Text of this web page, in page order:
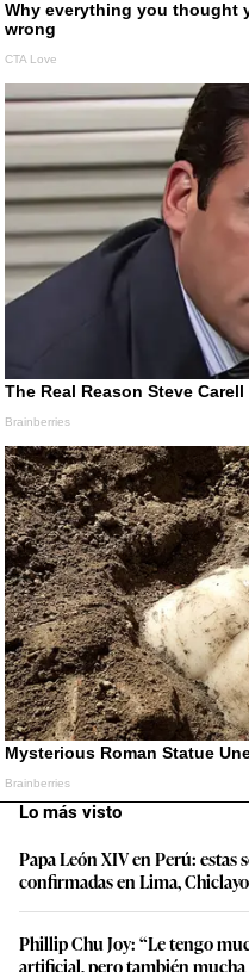
Lo más visto
Papa León XIV en Perú: estas
confirmadas en Lima,
Phillip Chu Joy: “Le tengo
artificial, pero también mucha